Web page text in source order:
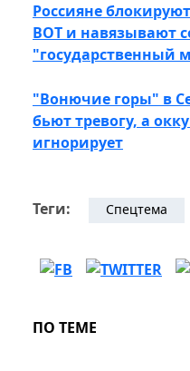
Россияне
ВОТ и навязывают
"государственный
"Вонючие горы" в
бьют тревогу, а
игнорирует
Теги: Спецтема
ПО ТЕМЕ